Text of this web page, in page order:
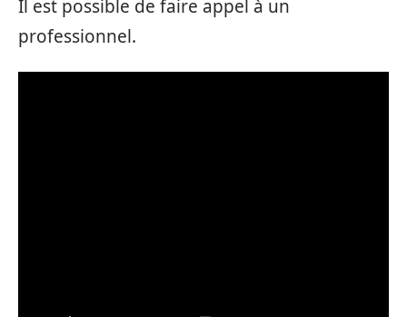
Il est possible de faire appel à un
professionnel.